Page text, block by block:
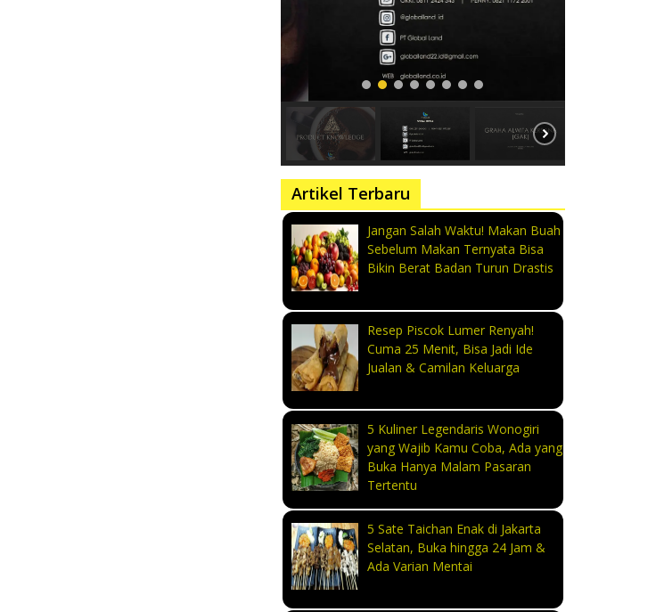
Artikel Terbaru
Jangan Salah Waktu! Makan Buah
Sebelum Makan Ternyata Bisa
Bikin Berat Badan Turun Drastis
Resep Piscok Lumer Renyah!
Cuma 25 Menit, Bisa Jadi Ide
Jualan & Camilan Keluarga
5 Kuliner Legendaris Wonogiri
yang Wajib Kamu Coba, Ada yang
Buka Hanya Malam Pasaran
Tertentu
5 Sate Taichan Enak di Jakarta
Selatan, Buka hingga 24 Jam &
Ada Varian Mentai